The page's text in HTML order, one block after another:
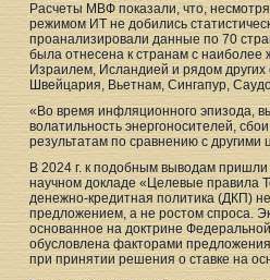
Расчеты МВФ показали, что,
режимом ИТ не добились
проанализировали данные по 70
была отнесена к странам с
Израилем, Исландией и рядом
Швейцария, Вьетнам, Сингапур,
«Во время инфляционного эпизода,
волатильность энергоносителей,
результатам по сравнению с
В 2024 г. к подобным выводам
научном докладе «Целевые правила
денежно-кредитная политика (ДКП)
предложением, а не ростом спроса.
основанное на доктрине
обусловлена факторами
при принятии решения о ставке на